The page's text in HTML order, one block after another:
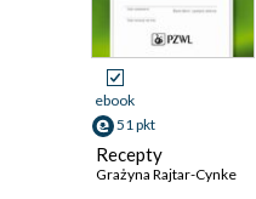
ebook
51 pkt
Recepty
Grażyna Rajtar-Cynke